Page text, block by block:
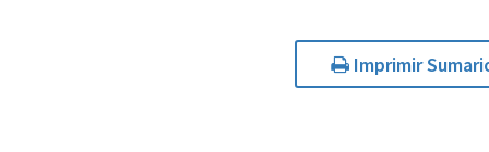
Imprimir